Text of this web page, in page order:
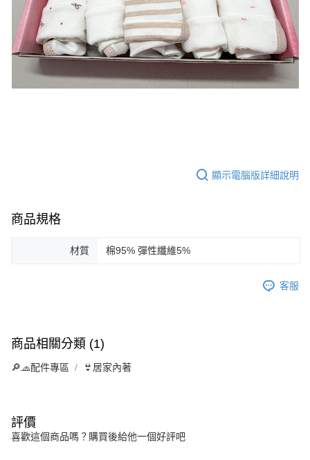
顯示電腦版詳細說明
商品規格
材質 棉95% 彈性纖維5%
客服
商品相關分類 (1)
🔎🧢配件專區 👙居家內著
評價
喜歡這個商品嗎？購買後給他一個好評吧